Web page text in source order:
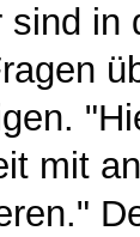
in
mit